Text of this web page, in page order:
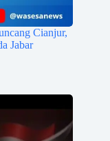
Cianjur,
Jabar